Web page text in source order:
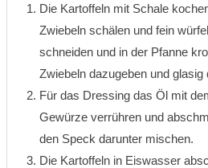
Die Kartoffeln mit Schale
Zwiebeln schälen und fein
schneiden und in der Pfanne
Zwiebeln dazugeben und glasig
Für das Dressing das Öl mit
Gewürze verrühren und
den Speck darunter mischen.
Die Kartoffeln in Eiswasser